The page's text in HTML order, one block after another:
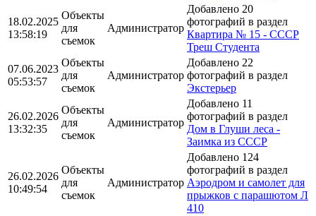
18.02.2025
13:58:19
Объекты
для
съемок
Администратор
Добавлено 20
фотографий в раздел
Квартира № 15 - СССР
Треш Студента
07.06.2023
05:53:57
Объекты
для
съемок
Администратор
Добавлено 22
фотографий в раздел
Экстерьер
26.02.2026
13:32:35
Объекты
для
съемок
Администратор
Добавлено 11
фотографий в раздел
Дом в Глуши леса -
Заимка из СССР
26.02.2026
10:49:54
Объекты
для
съемок
Администратор
Добавлено 124
фотографий в раздел
Аэродром и самолет для
прыжков с парашютом Л
410